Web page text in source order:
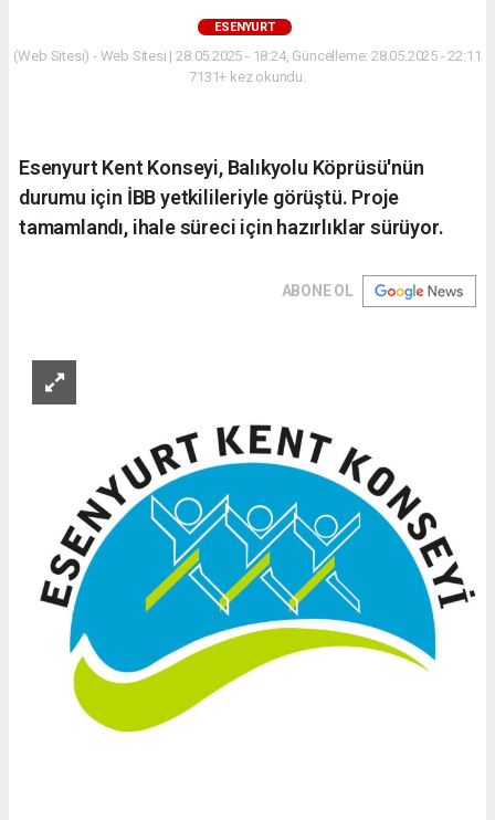
ESENYURT
(Web Sitesi) - Web Sitesi | 28.05.2025 - 18:24, Güncelleme: 28.05.2025 - 22:11
7131+ kez okundu.
Esenyurt Kent Konseyi, Balıkyolu Köprüsü'nün
durumu için İBB yetkilileriyle görüştü. Proje
tamamlandı, ihale süreci için hazırlıklar sürüyor.
ABONE OL